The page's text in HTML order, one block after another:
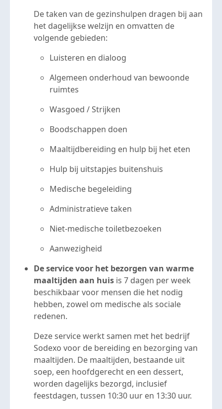
De taken van de gezinshulpen dragen bij aan
het dagelijkse welzijn en omvatten de
volgende gebieden:
Luisteren en dialoog
Algemeen onderhoud van bewoonde
ruimtes
Wasgoed / Strijken
Boodschappen doen
Maaltijdbereiding en hulp bij het eten
Hulp bij uitstapjes buitenshuis
Medische begeleiding
Administratieve taken
Niet-medische toiletbezoeken
Aanwezigheid
De service voor het bezorgen van warme
maaltijden aan huis is 7 dagen per week
beschikbaar voor mensen die het nodig
hebben, zowel om medische als sociale
redenen.
Deze service werkt samen met het bedrijf
Sodexo voor de bereiding en bezorging van
maaltijden. De maaltijden, bestaande uit
soep, een hoofdgerecht en een dessert,
worden dagelijks bezorgd, inclusief
feestdagen, tussen 10:30 uur en 13:30 uur.